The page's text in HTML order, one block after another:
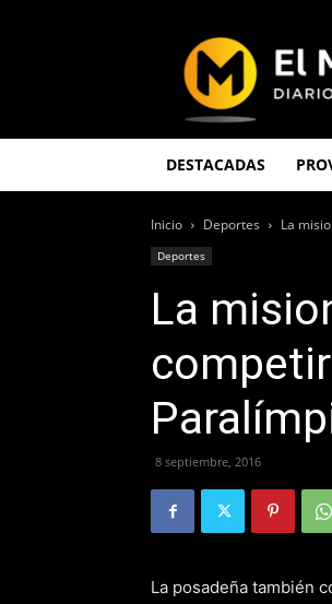
DESTACADAS
Inicio Deportes La
Deportes
La
8 septiembre, 2016
La posadeña también